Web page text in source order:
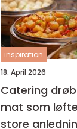
inspiration
18. April 2026
Catering drøbak
mat som
store